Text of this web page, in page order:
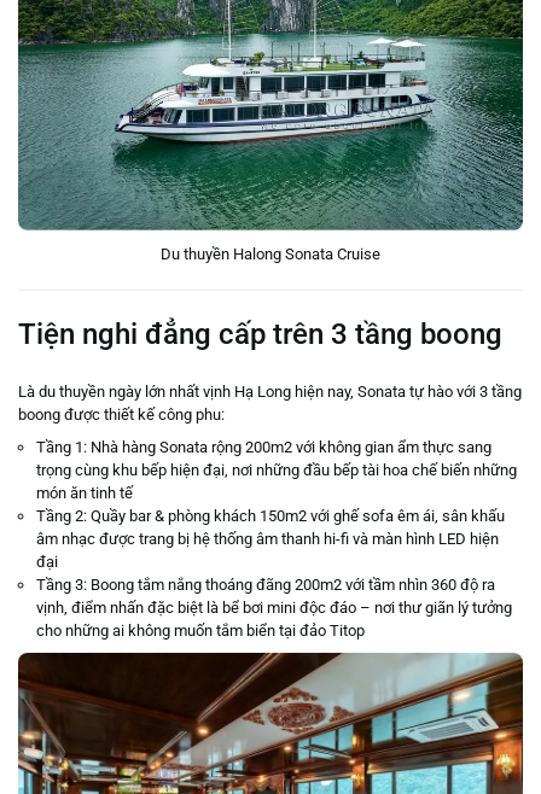
Du thuyền Halong Sonata Cruise
Tiện nghi đẳng cấp trên 3 tầng boong
Là du thuyền ngày lớn nhất vịnh Hạ Long hiện nay, Sonata tự hào với 3 tầng
boong được thiết kế công phu:
Tầng 1: Nhà hàng Sonata rộng 200m2 với không gian ẩm thực sang
trọng cùng khu bếp hiện đại, nơi những đầu bếp tài hoa chế biến những
món ăn tinh tế
Tầng 2: Quầy bar & phòng khách 150m2 với ghế sofa êm ái, sân khấu
âm nhạc được trang bị hệ thống âm thanh hi-fi và màn hình LED hiện
đại
Tầng 3: Boong tắm nắng thoáng đãng 200m2 với tầm nhìn 360 độ ra
vịnh, điểm nhấn đặc biệt là bể bơi mini độc đáo – nơi thư giãn lý tưởng
cho những ai không muốn tắm biển tại đảo Titop